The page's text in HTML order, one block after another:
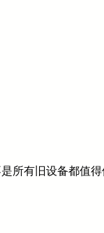
所有旧设备都值